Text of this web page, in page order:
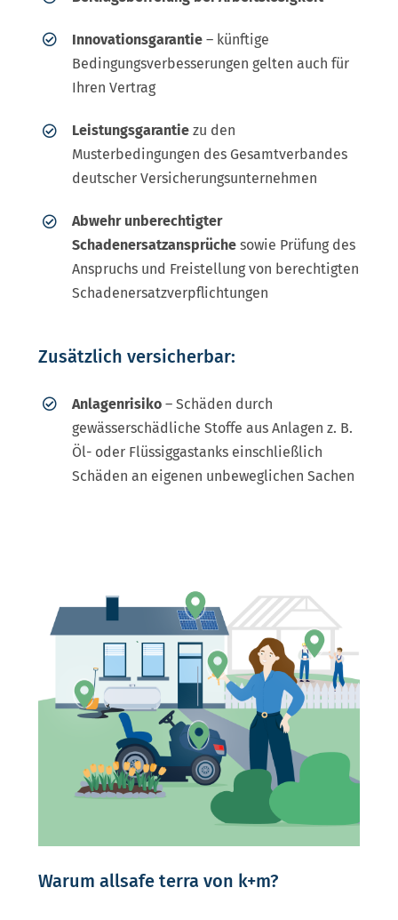
Innovationsgarantie – künftige
Bedingungsverbesserungen gelten auch für
Ihren Vertrag
Leistungsgarantie zu den
Musterbedingungen des Gesamtverbandes
deutscher Versicherungsunternehmen
Abwehr unberechtigter
Schadenersatzansprüche sowie Prüfung des
Anspruchs und Freistellung von berechtigten
Schadenersatzverpflichtungen
Zusätzlich versicherbar:
Anlagenrisiko – Schäden durch
gewässerschädliche Stoffe aus Anlagen z. B.
Öl- oder Flüssiggastanks einschließlich
Schäden an eigenen unbeweglichen Sachen
Warum allsafe terra von k+m?